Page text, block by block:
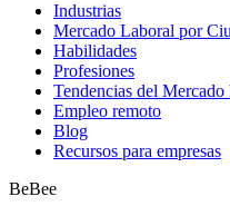
Industrias
Mercado Laboral por
Habilidades
Profesiones
Tendencias del Mercado
Empleo remoto
Blog
Recursos para empresas
BeBee